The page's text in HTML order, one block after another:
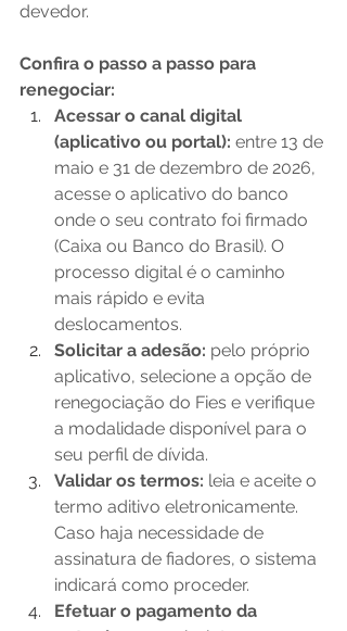
devedor.
Confira o passo a passo para
renegociar:
Acessar o canal digital
(aplicativo ou portal): entre 13 de
maio e 31 de dezembro de 2026,
acesse o aplicativo do banco
onde o seu contrato foi firmado
(Caixa ou Banco do Brasil). O
processo digital é o caminho
mais rápido e evita
deslocamentos.
Solicitar a adesão: pelo próprio
aplicativo, selecione a opção de
renegociação do Fies e verifique
a modalidade disponível para o
seu perfil de dívida.
Validar os termos: leia e aceite o
termo aditivo eletronicamente.
Caso haja necessidade de
assinatura de fiadores, o sistema
indicará como proceder.
Efetuar o pagamento da